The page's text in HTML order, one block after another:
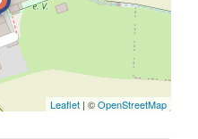
Leaflet | ©OpenStreetMap